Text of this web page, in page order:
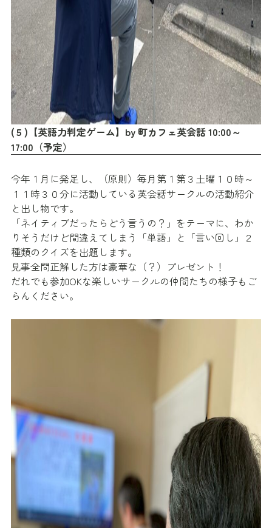
(５)【英語力判定ゲーム】by 町カフェ英会話 10:00～
17:00（予定）
今年１月に発足し、（原則）毎月第１第３土曜１０時～
１１時３０分に活動している英会話サークルの活動紹介
と出し物です。
「ネイティブだったらどう言うの？」をテーマに、わか
りそうだけど間違えてしまう「単語」と「言い回し」２
種類のクイズを出題します。
見事全問正解した方は豪華な（？）プレゼント！
だれでも参加OKな楽しいサークルの仲間たちの様子もご
らんください。